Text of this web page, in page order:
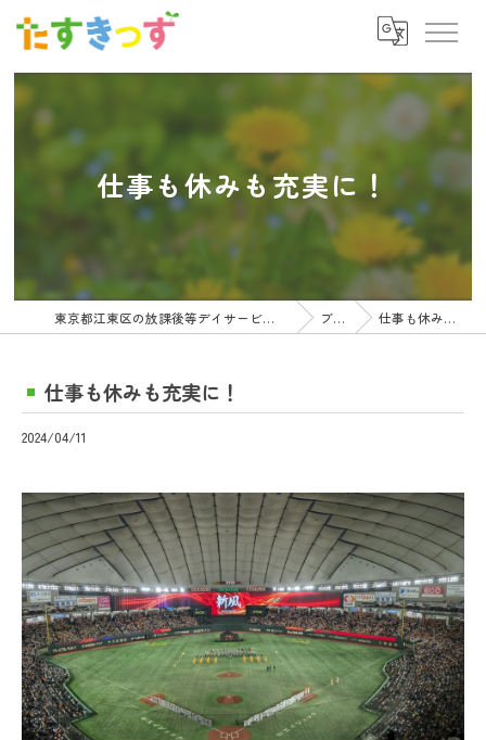
仕事も休みも充実に！
東京都江東区の放課後等デイサービスの求人ならたすきっず ブログ 仕事も休みも充実に！
仕事も休みも充実に！
2024/04/11